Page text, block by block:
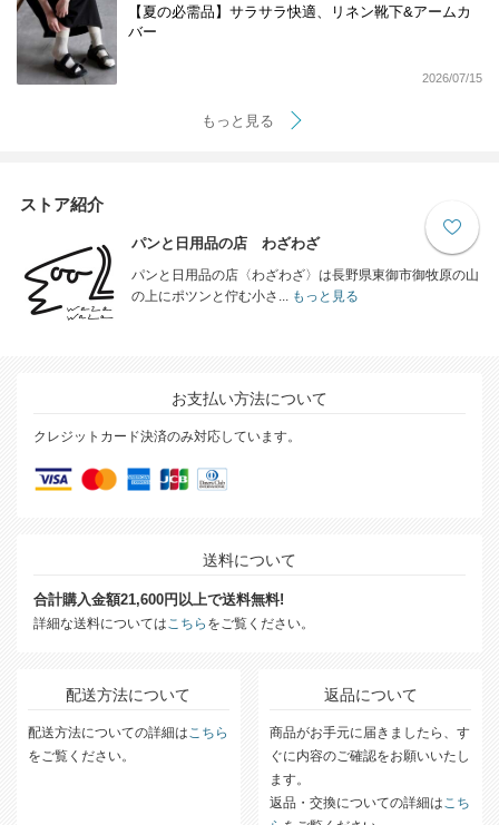
【夏の必需品】サラサラ快適、リネン靴下&アームカ
バー
2026/07/15
もっと見る
ストア紹介
パンと日用品の店 わざわざ
パンと日用品の店〈わざわざ〉は長野県東御市御牧原の山
の上にポツンと佇む小さ...
もっと見る
お支払い方法について
クレジットカード決済のみ対応しています。
送料について
合計購入金額21,600円以上で送料無料!
詳細な送料については こちら をご覧ください。
配送方法について
配送方法についての詳細は こちら
をご覧ください。
返品について
商品がお手元に届きましたら、す
ぐに内容のご確認をお願いいたし
ます。
返品・交換についての詳細は こち